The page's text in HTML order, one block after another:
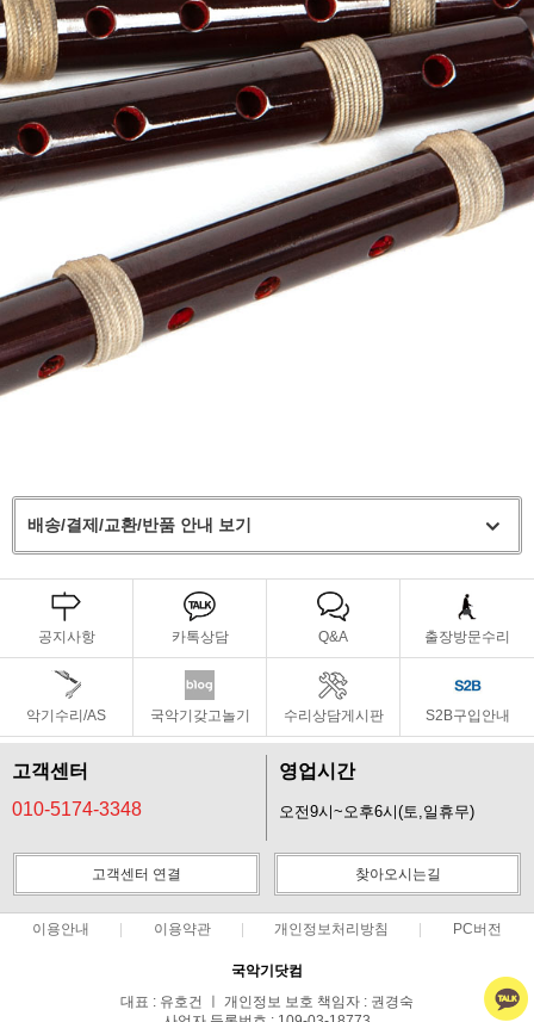
배송/결제/교환/반품 안내 보기
공지사항 카톡상담 Q&A 출장방문수리
악기수리/AS 국악기갖고놀기 수리상담게시판 S2B구입안내
고객센터
010-5174-3348
영업시간
오전9시~오후6시(토,일휴무)
고객센터 연결 찾아오시는길
이용안내 이용약관 개인정보처리방침 PC버전
국악기닷컴
대표 : 유호건 ㅣ 개인정보 보호 책임자 : 권경숙